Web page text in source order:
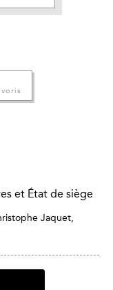
et État de siège
Jaquet,